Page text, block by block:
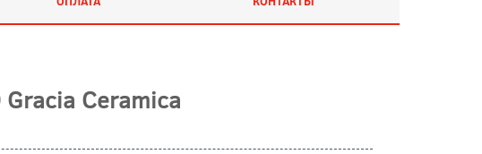
Ceramica